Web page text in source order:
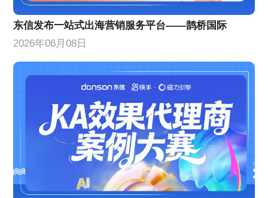
东信发布一站式出海营销服务平台——鹊桥国际
2026年06月08日